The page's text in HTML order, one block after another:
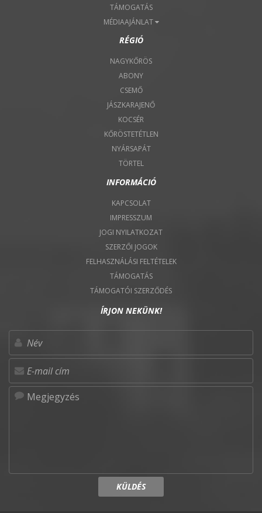
TÁMOGATÁS
MÉDIAAJÁNLAT
RÉGIÓ
NAGYKŐRÖS
ABONY
CSEMŐ
JÁSZKARAJENŐ
KOCSÉR
KŐRÖSTETÉTLEN
NYÁRSAPÁT
TÖRTEL
INFORMÁCIÓ
KAPCSOLAT
IMPRESSZUM
JOGI NYILATKOZAT
SZERZŐI JOGOK
FELHASZNÁLÁSI FELTÉTELEK
TÁMOGATÁS
TÁMOGATÓI SZERZŐDÉS
ÍRJON NEKÜNK!
KÜLDÉS